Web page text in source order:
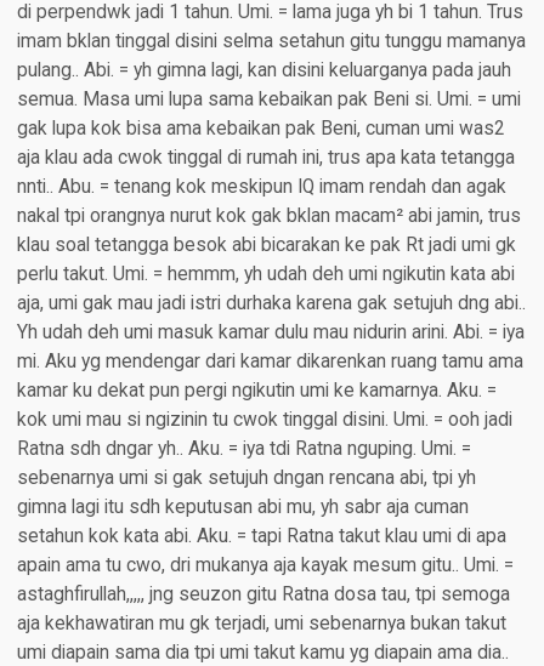
di perpendwk jadi 1 tahun. Umi. = lama juga yh bi 1 tahun. Trus
imam bklan tinggal disini selma setahun gitu tunggu mamanya
pulang.. Abi. = yh gimna lagi, kan disini keluarganya pada jauh
semua. Masa umi lupa sama kebaikan pak Beni si. Umi. = umi
gak lupa kok bisa ama kebaikan pak Beni, cuman umi was2
aja klau ada cwok tinggal di rumah ini, trus apa kata tetangga
nnti.. Abu. = tenang kok meskipun IQ imam rendah dan agak
nakal tpi orangnya nurut kok gak bklan macam² abi jamin, trus
klau soal tetangga besok abi bicarakan ke pak Rt jadi umi gk
perlu takut. Umi. = hemmm, yh udah deh umi ngikutin kata abi
aja, umi gak mau jadi istri durhaka karena gak setujuh dng abi..
Yh udah deh umi masuk kamar dulu mau nidurin arini. Abi. = iya
mi. Aku yg mendengar dari kamar dikarenkan ruang tamu ama
kamar ku dekat pun pergi ngikutin umi ke kamarnya. Aku. =
kok umi mau si ngizinin tu cwok tinggal disini. Umi. = ooh jadi
Ratna sdh dngar yh.. Aku. = iya tdi Ratna nguping. Umi. =
sebenarnya umi si gak setujuh dngan rencana abi, tpi yh
gimna lagi itu sdh keputusan abi mu, yh sabr aja cuman
setahun kok kata abi. Aku. = tapi Ratna takut klau umi di apa
apain ama tu cwo, dri mukanya aja kayak mesum gitu.. Umi. =
astaghfirullah,,,,, jng seuzon gitu Ratna dosa tau, tpi semoga
aja kekhawatiran mu gk terjadi, umi sebenarnya bukan takut
umi diapain sama dia tpi umi takut kamu yg diapain ama dia..